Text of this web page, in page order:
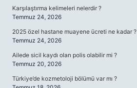
Karşılaştırma kelimeleri nelerdir ?
Temmuz 24, 2026
2025 özel hastane muayene ücreti ne kadar ?
Temmuz 24, 2026
Ailede sicil kaydı olan polis olabilir mi ?
Temmuz 20, 2026
Türkiye’de kozmetoloji bölümü var mı ?